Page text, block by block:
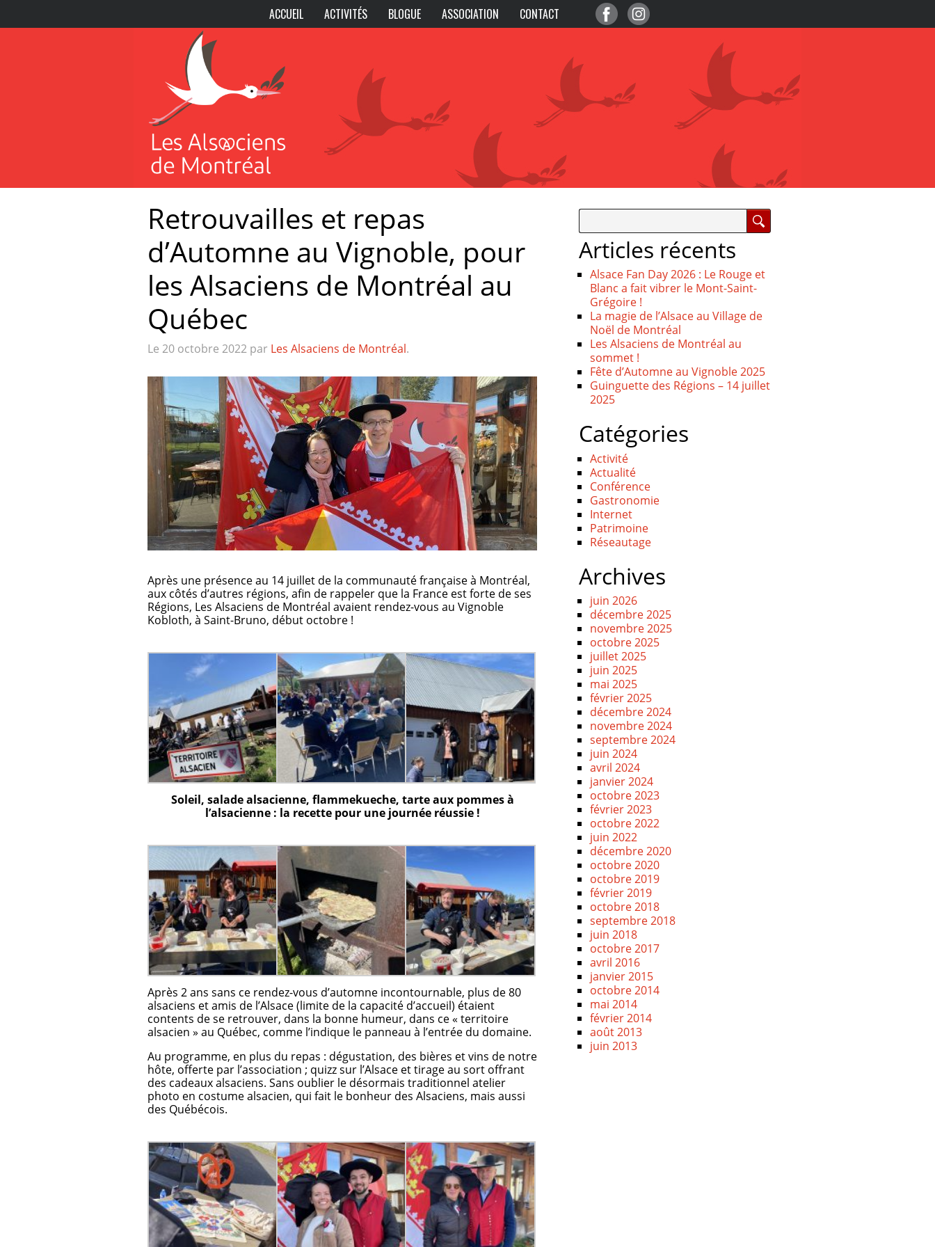
ACCUEIL ACTIVITÉS BLOGUE ASSOCIATION CONTACT
Retrouvailles et repas
d’Automne au Vignoble, pour
les Alsaciens de Montréal au
Québec
Le 20 octobre 2022 par Les Alsaciens de Montréal.
Après une présence au 14 juillet de la communauté française à Montréal,
aux côtés d’autres régions, afin de rappeler que la France est forte de ses
Régions, Les Alsaciens de Montréal avaient rendez-vous au Vignoble
Kobloth, à Saint-Bruno, début octobre !
Soleil, salade alsacienne, flammekueche, tarte aux pommes à
l’alsacienne : la recette pour une journée réussie !
Après 2 ans sans ce rendez-vous d’automne incontournable, plus de 80
alsaciens et amis de l’Alsace (limite de la capacité d’accueil) étaient
contents de se retrouver, dans la bonne humeur, dans ce « territoire
alsacien » au Québec, comme l’indique le panneau à l’entrée du domaine.
Au programme, en plus du repas : dégustation, des bières et vins de notre
hôte, offerte par l’association ; quizz sur l’Alsace et tirage au sort offrant
des cadeaux alsaciens. Sans oublier le désormais traditionnel atelier
photo en costume alsacien, qui fait le bonheur des Alsaciens, mais aussi
des Québécois.
Articles récents
Alsace Fan Day 2026 : Le Rouge et
Blanc a fait vibrer le Mont-Saint-
Grégoire !
La magie de l’Alsace au Village de
Noël de Montréal
Les Alsaciens de Montréal au
sommet !
Fête d’Automne au Vignoble 2025
Guinguette des Régions – 14 juillet
2025
Catégories
Activité
Actualité
Conférence
Gastronomie
Internet
Patrimoine
Réseautage
Archives
juin 2026
décembre 2025
novembre 2025
octobre 2025
juillet 2025
juin 2025
mai 2025
février 2025
décembre 2024
novembre 2024
septembre 2024
juin 2024
avril 2024
janvier 2024
octobre 2023
février 2023
octobre 2022
juin 2022
décembre 2020
octobre 2020
octobre 2019
février 2019
octobre 2018
septembre 2018
juin 2018
octobre 2017
avril 2016
janvier 2015
octobre 2014
mai 2014
février 2014
août 2013
juin 2013